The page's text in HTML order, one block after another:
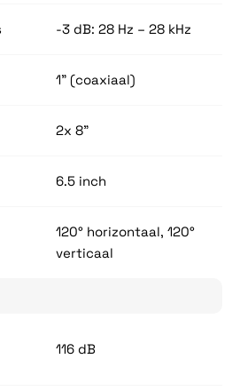
-3 dB: 28 Hz – 28 kHz
1" (coaxiaal)
2x 8"
6.5 inch
120° horizontaal, 120°
verticaal
116 dB